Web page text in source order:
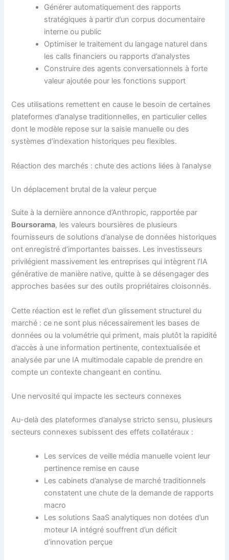
Générer automatiquement des rapports
stratégiques à partir d’un corpus documentaire
interne ou public
Optimiser le traitement du langage naturel dans
les calls financiers ou rapports d’analystes
Construire des agents conversationnels à forte
valeur ajoutée pour les fonctions support
Ces utilisations remettent en cause le besoin de certaines
plateformes d’analyse traditionnelles, en particulier celles
dont le modèle repose sur la saisie manuelle ou des
systèmes d’indexation historiques peu flexibles.
Réaction des marchés : chute des actions liées à l’analyse
Un déplacement brutal de la valeur perçue
Suite à la dernière annonce d’Anthropic, rapportée par
Boursorama, les valeurs boursières de plusieurs
fournisseurs de solutions d’analyse de données historiques
ont enregistré d’importantes baisses. Les investisseurs
privilégient massivement les entreprises qui intègrent l’IA
générative de manière native, quitte à se désengager des
approches basées sur des outils propriétaires cloisonnés.
Cette réaction est le reflet d’un glissement structurel du
marché : ce ne sont plus nécessairement les bases de
données ou la volumétrie qui priment, mais plutôt la rapidité
d’accès à une information pertinente, contextualisée et
analysée par une IA multimodale capable de prendre en
compte un contexte changeant en continu.
Une nervosité qui impacte les secteurs connexes
Au-delà des plateformes d’analyse stricto sensu, plusieurs
secteurs connexes subissent des effets collatéraux :
Les services de veille média manuelle voient leur
pertinence remise en cause
Les cabinets d’analyse de marché traditionnels
constatent une chute de la demande de rapports
macro
Les solutions SaaS analytiques non dotées d’un
moteur IA intégré souffrent d’un déficit
d’innovation perçue